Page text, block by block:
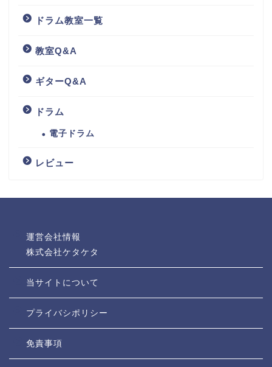
ドラム教室一覧
教室Q&A
ギターQ&A
ドラム
電子ドラム
レビュー
運営会社情報
株式会社ケタケタ
当サイトについて
プライバシポリシー
免責事項